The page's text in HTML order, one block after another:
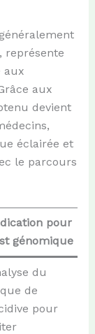
représente
aux
aux
devient
éclairée et
le parcours
pour
génomique
du
de
pour